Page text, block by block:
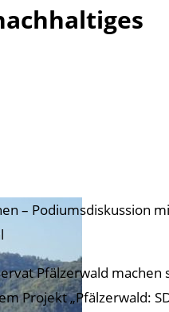
– Podiumsdiskussion
Pfälzerwald machen
Projekt „Pfälzerwald: